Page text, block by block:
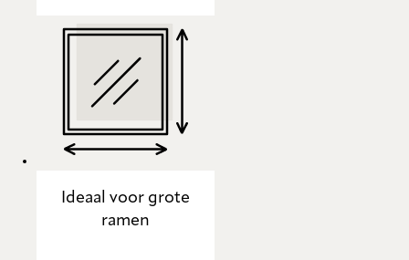
Ideaal voor grote
ramen